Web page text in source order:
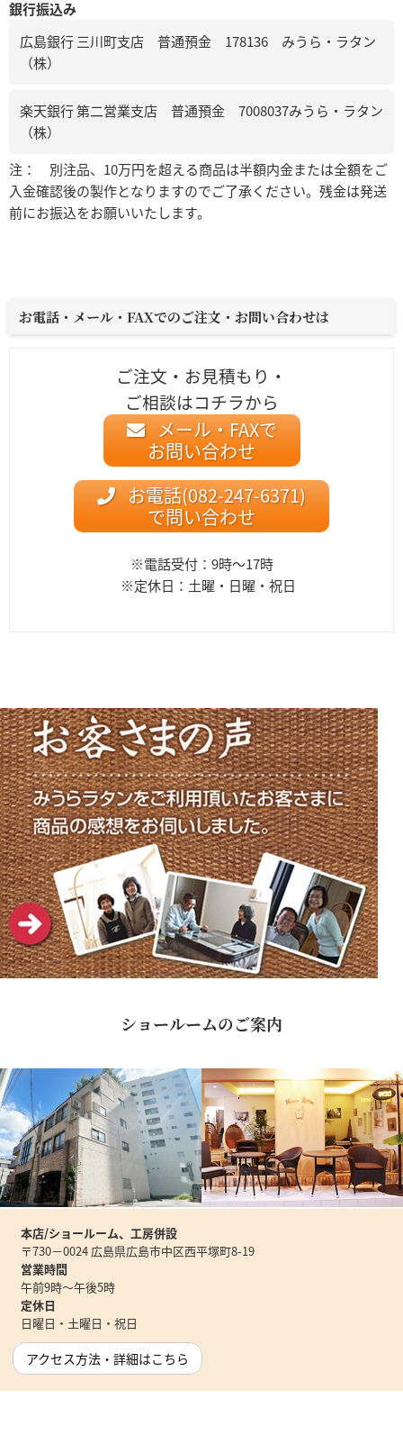
銀行振込み
広島銀行 三川町支店 普通預金 178136 みうら・ラタン
（株）
楽天銀行 第二営業支店 普通預金 7008037みうら・ラタン
（株）
注： 別注品、10万円を超える商品は半額内金または全額をご
入金確認後の製作となりますのでご了承ください。残金は発送
前にお振込をお願いいたします。
お電話・メール・FAXでのご注文・お問い合わせは
ご注文・お見積もり・
ご相談はコチラから
メール・FAXで
お問い合わせ
お電話(082-247-6371)
で問い合わせ
※電話受付：9時〜17時
※定休日：土曜・日曜・祝日
ショールームのご案内
本店/ショールーム、工房併設
〒730－0024 広島県広島市中区西平塚町8-19
営業時間
午前9時～午後5時
定休日
日曜日・土曜日・祝日
アクセス方法・詳細はこちら